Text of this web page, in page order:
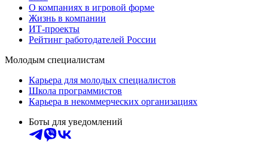
О компаниях в игровой форме
Жизнь в компании
ИТ-проекты
Рейтинг работодателей России
Молодым специалистам
Карьера для молодых специалистов
Школа программистов
Карьера в некоммерческих организациях
Боты для уведомлений